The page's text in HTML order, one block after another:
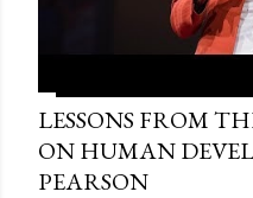
LESSONS FROM
ON HUMAN
PEARSON